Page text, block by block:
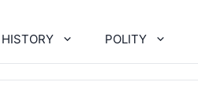
HISTORY POLITY